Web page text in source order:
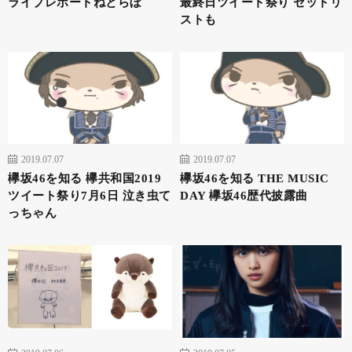
ストも
2019.07.07
欅坂46を知る 欅共和国2019
ツイート祭り7月6日 泣き虫て
っちゃん
2019.07.07
欅坂46を知る THE MUSIC
DAY 欅坂46歴代披露曲